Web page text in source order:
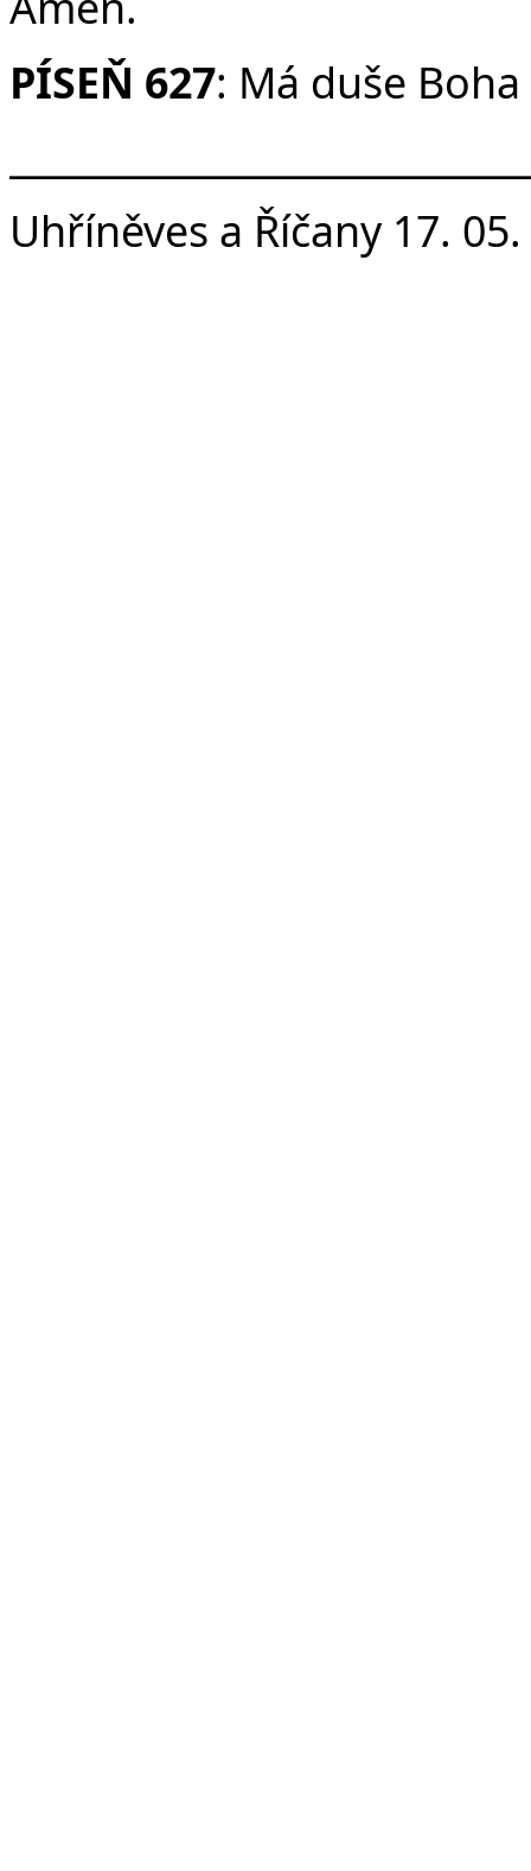
PÍSEŇ 627: Má duše
Uhříněves a Říčany 17.